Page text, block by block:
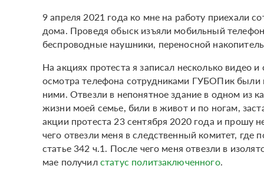
9 апреля 2021 года ко мне на работу приехали
дома. Проведя обыск изъяли мобильный
беспроводные наушники, переносной
На акциях протеста я записал несколько видео
осмотра телефона сотрудниками ГУБОПик были
ними. Отвезли в непонятное здание в одном из
жизни моей семье, били в живот и по ногам,
акции протеста 23 сентября 2020 года и прошу
чего отвезли меня в следственный комитет,
статье 342 ч.1. После чего меня отвезли в
мае получилстатус политзаключенного.